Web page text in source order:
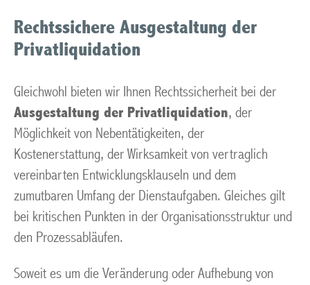
Rechtssichere Ausgestaltung der
Privatliquidation
Gleichwohl bieten wir Ihnen Rechtssicherheit bei der
Ausgestaltung der Privatliquidation, der
Möglichkeit von Nebentätigkeiten, der
Kostenerstattung, der Wirksamkeit von vertraglich
vereinbarten Entwicklungsklauseln und dem
zumutbaren Umfang der Dienstaufgaben. Gleiches gilt
bei kritischen Punkten in der Organisationsstruktur und
den Prozessabläufen.
Soweit es um die Veränderung oder Aufhebung von